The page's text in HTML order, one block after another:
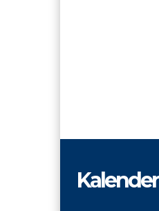
Kalender